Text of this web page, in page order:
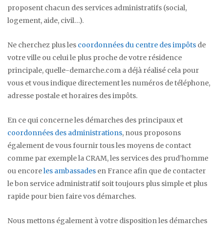
proposent chacun des services administratifs (social,
logement, aide, civil…).
Ne cherchez plus les coordonnées du centre des impôts de
votre ville ou celui le plus proche de votre résidence
principale, quelle-demarche.com a déjà réalisé cela pour
vous et vous indique directement les numéros de téléphone,
adresse postale et horaires des impôts.
En ce qui concerne les démarches des principaux et
coordonnées des administrations, nous proposons
également de vous fournir tous les moyens de contact
comme par exemple la CRAM, les services des prud’homme
ou encoreles ambassades en France afin que de contacter
le bon service administratif soit toujours plus simple et plus
rapide pour bien faire vos démarches.
Nous mettons également à votre disposition les démarches